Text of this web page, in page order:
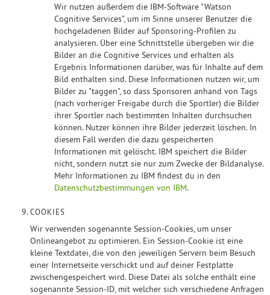
Wir nutzen außerdem die IBM-Software "Watson
Cognitive Services", um im Sinne unserer Benutzer die
hochgeladenen Bilder auf Sponsoring-Profilen zu
analysieren. Über eine Schnittstelle übergeben wir die
Bilder an die Cognitive Services und erhalten als
Ergebnis Informationen darüber, was für Inhalte auf dem
Bild enthalten sind. Diese Informationen nutzen wir, um
Bilder zu "taggen", so dass Sponsoren anhand von Tags
(nach vorheriger Freigabe durch die Sportler) die Bilder
ihrer Sportler nach bestimmten Inhalten durchsuchen
können. Nutzer können ihre Bilder jederzeit löschen. In
diesem Fall werden die dazu gespeicherten
Informationen mit gelöscht. IBM speichert die Bilder
nicht, sondern nutzt sie nur zum Zwecke der Bildanalyse.
Mehr Informationen zu IBM findest du in den
Datenschutzbestimmungen von IBM.
COOKIES
Wir verwenden sogenannte Session-Cookies, um unser
Onlineangebot zu optimieren. Ein Session-Cookie ist eine
kleine Textdatei, die von den jeweiligen Servern beim Besuch
einer Internetseite verschickt und auf deiner Festplatte
zwischengespeichert wird. Diese Datei als solche enthält eine
sogenannte Session-ID, mit welcher sich verschiedene Anfragen